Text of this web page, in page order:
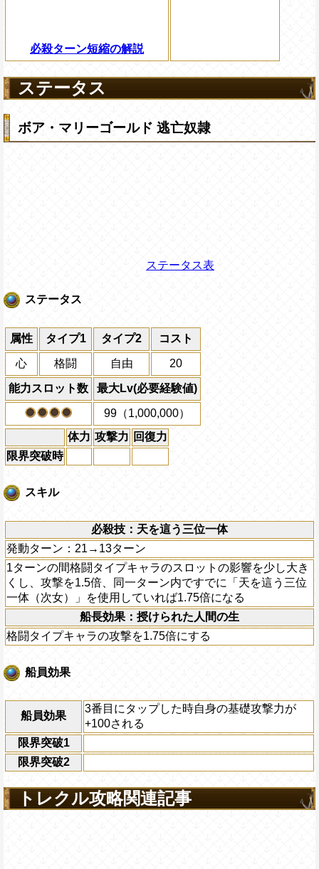
必殺ターン短縮の解説
ステータス
ボア・マリーゴールド 逃亡奴隷
ステータス表
ステータス
属性 タイプ1 タイプ2 コスト
心 格闘 自由 20
能力スロット数 最大Lv(必要経験値)
99（1,000,000）
体力 攻撃力 回復力
限界突破時
スキル
必殺技：天を這う三位一体
発動ターン：21→13ターン
1ターンの間格闘タイプキャラのスロットの影響を少し大き
くし、攻撃を1.5倍、同一ターン内ですでに「天を這う三位
一体（次女）」を使用していれば1.75倍になる
船長効果：授けられた人間の生
格闘タイプキャラの攻撃を1.75倍にする
船員効果
船員効果
3番目にタップした時自身の基礎攻撃力が
+100される
限界突破1
限界突破2
トレクル攻略関連記事